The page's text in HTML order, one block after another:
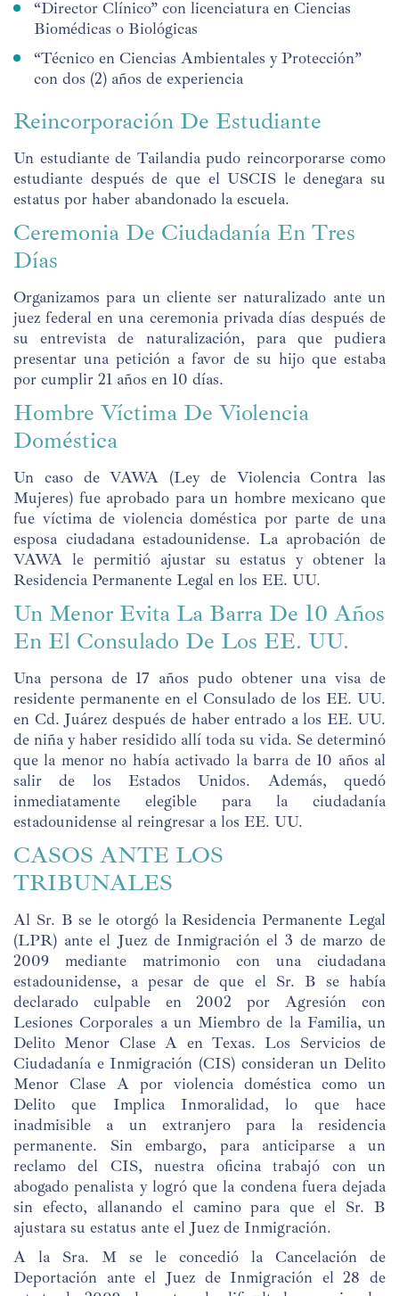
“Director Clínico” con licenciatura en Ciencias
Biomédicas o Biológicas
“Técnico en Ciencias Ambientales y Protección”
con dos (2) años de experiencia
Reincorporación De Estudiante
Un estudiante de Tailandia pudo reincorporarse como
estudiante después de que el USCIS le denegara su
estatus por haber abandonado la escuela.
Ceremonia De Ciudadanía En Tres
Días
Organizamos para un cliente ser naturalizado ante un
juez federal en una ceremonia privada días después de
su entrevista de naturalización, para que pudiera
presentar una petición a favor de su hijo que estaba
por cumplir 21 años en 10 días.
Hombre Víctima De Violencia
Doméstica
Un caso de VAWA (Ley de Violencia Contra las
Mujeres) fue aprobado para un hombre mexicano que
fue víctima de violencia doméstica por parte de una
esposa ciudadana estadounidense. La aprobación de
VAWA le permitió ajustar su estatus y obtener la
Residencia Permanente Legal en los EE. UU.
Un Menor Evita La Barra De 10 Años
En El Consulado De Los EE. UU.
Una persona de 17 años pudo obtener una visa de
residente permanente en el Consulado de los EE. UU.
en Cd. Juárez después de haber entrado a los EE. UU.
de niña y haber residido allí toda su vida. Se determinó
que la menor no había activado la barra de 10 años al
salir de los Estados Unidos. Además, quedó
inmediatamente elegible para la ciudadanía
estadounidense al reingresar a los EE. UU.
CASOS ANTE LOS
TRIBUNALES
Al Sr. B se le otorgó la Residencia Permanente Legal
(LPR) ante el Juez de Inmigración el 3 de marzo de
2009 mediante matrimonio con una ciudadana
estadounidense, a pesar de que el Sr. B se había
declarado culpable en 2002 por Agresión con
Lesiones Corporales a un Miembro de la Familia, un
Delito Menor Clase A en Texas. Los Servicios de
Ciudadanía e Inmigración (CIS) consideran un Delito
Menor Clase A por violencia doméstica como un
Delito que Implica Inmoralidad, lo que hace
inadmisible a un extranjero para la residencia
permanente. Sin embargo, para anticiparse a un
reclamo del CIS, nuestra oficina trabajó con un
abogado penalista y logró que la condena fuera dejada
sin efecto, allanando el camino para que el Sr. B
ajustara su estatus ante el Juez de Inmigración.
A la Sra. M se le concedió la Cancelación de
Deportación ante el Juez de Inmigración el 28 de